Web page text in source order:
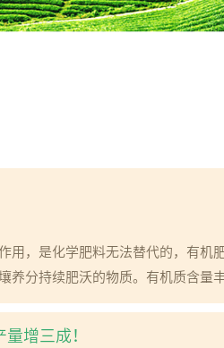
用，是化学肥料无法替代的，有机
养分持续肥沃的物质。有机质含量
增三成！